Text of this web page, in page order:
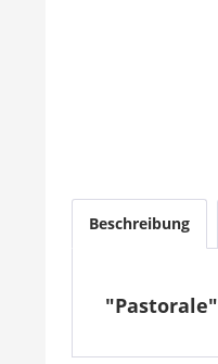
Beschreibung
"Pastorale"